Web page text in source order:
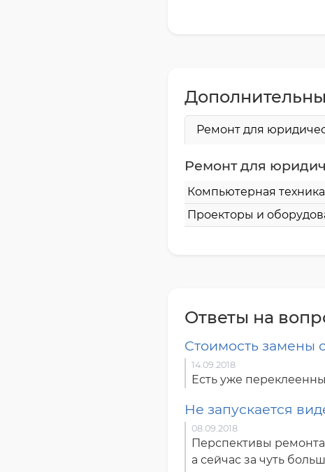
Ремонт для
Ремонт для
Компьютерная техника
Проекторы и
Ответы на
Cтоимость замены
14.09.2018
Есть уже
Не запускается
08.09.2018
Перспективы
а сейчас за чуть